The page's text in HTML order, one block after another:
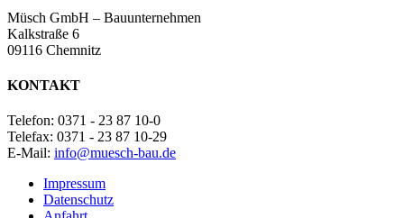
Müsch GmbH – Bauunternehmen
Kalkstraße 6
09116 Chemnitz
KONTAKT
Telefon: 0371 - 23 87 10-0
Telefax: 0371 - 23 87 10-29
E-Mail: info@muesch-bau.de
Impressum
Datenschutz